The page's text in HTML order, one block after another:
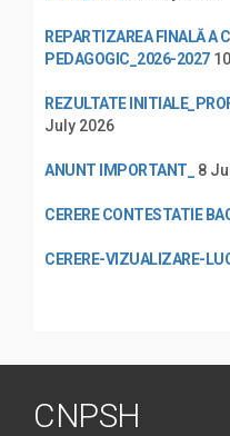
REPARTIZAREA FINALĂ A
PEDAGOGIC_2026-2027
REZULTATE
July 2026
ANUNT IMPORTANT_ 8
CERERE CONTESTATIE
CERERE-VIZUALIZARE-
CNPSH